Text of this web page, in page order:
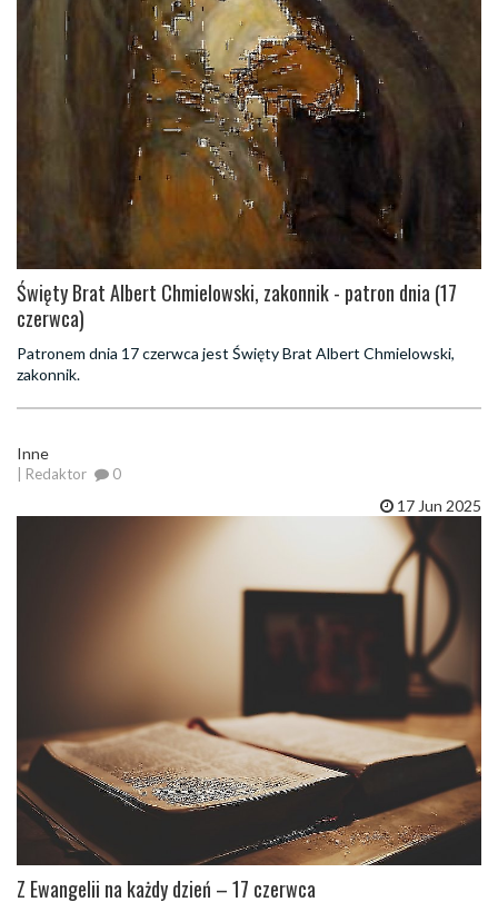
Święty Brat Albert Chmielowski, zakonnik - patron dnia (17
czerwca)
Patronem dnia 17 czerwca jest Święty Brat Albert Chmielowski,
zakonnik.
Inne
| Redaktor 0
17 Jun 2025
Z Ewangelii na każdy dzień – 17 czerwca